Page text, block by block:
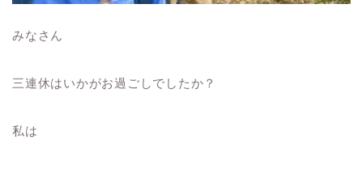
みなさん
三連休はいかがお過ごしでしたか？
私は